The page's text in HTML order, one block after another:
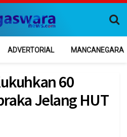
ADVERTORIAL MANCANEGARA
60
Jelang HUT